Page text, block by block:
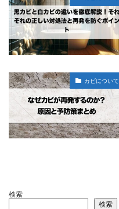
カビについて
検索
検索